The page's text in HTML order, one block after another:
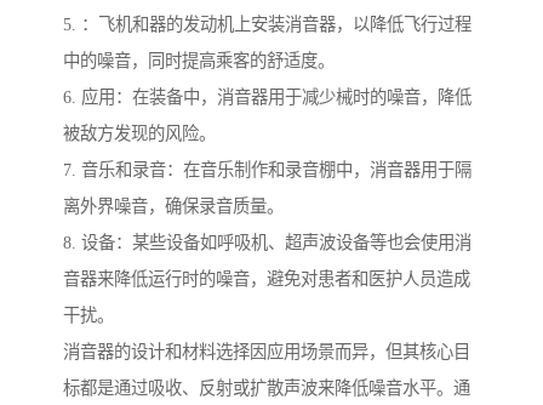
5. ：飞机和器的发动机上安装消音器，以降低飞行过程
中的噪音，同时提高乘客的舒适度。
6. 应用：在装备中，消音器用于减少械时的噪音，降低
被敌方发现的风险。
7. 音乐和录音：在音乐制作和录音棚中，消音器用于隔
离外界噪音，确保录音质量。
8. 设备：某些设备如呼吸机、超声波设备等也会使用消
音器来降低运行时的噪音，避免对患者和医护人员造成
干扰。
消音器的设计和材料选择因应用场景而异，但其核心目
标都是通过吸收、反射或扩散声波来降低噪音水平。通